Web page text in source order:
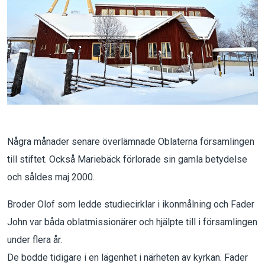
Några månader senare överlämnade Oblaterna församlingen
till stiftet. Också Mariebäck förlorade sin gamla betydelse
och såldes maj 2000.
Broder Olof som ledde studiecirklar i ikonmålning och Fader
John var båda oblatmissionärer och hjälpte till i församlingen
under flera år.
De bodde tidigare i en lägenhet i närheten av kyrkan. Fader